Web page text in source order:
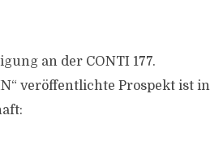
an der CONTI 177.
veröffentlichte Prospekt ist in